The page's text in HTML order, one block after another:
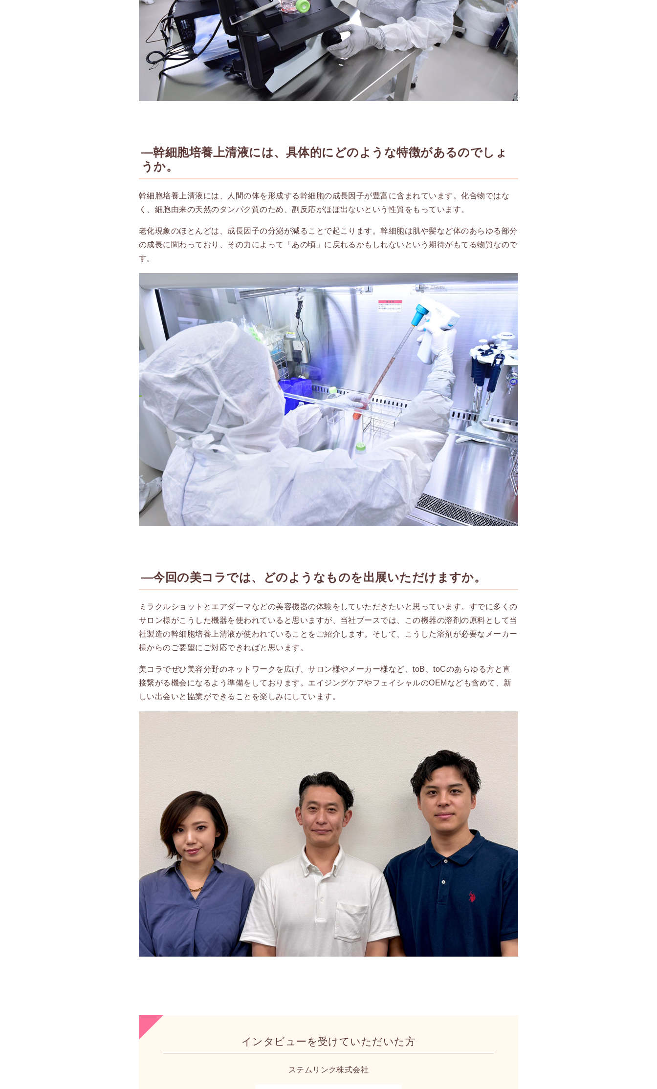
―幹細胞培養上清液には、具体的にどのような特徴があるのでしょ
うか。
幹細胞培養上清液には、人間の体を形成する幹細胞の成長因子が豊富に含まれています。化合物ではな
く、細胞由来の天然のタンパク質のため、副反応がほぼ出ないという性質をもっています。
老化現象のほとんどは、成長因子の分泌が減ることで起こります。幹細胞は肌や髪など体のあらゆる部分
の成長に関わっており、その力によって「あの頃」に戻れるかもしれないという期待がもてる物質なので
す。
―今回の美コラでは、どのようなものを出展いただけますか。
ミラクルショットとエアダーマなどの美容機器の体験をしていただきたいと思っています。すでに多くの
サロン様がこうした機器を使われていると思いますが、当社ブースでは、この機器の溶剤の原料として当
社製造の幹細胞培養上清液が使われていることをご紹介します。そして、こうした溶剤が必要なメーカー
様からのご要望にご対応できればと思います。
美コラでぜひ美容分野のネットワークを広げ、サロン様やメーカー様など、toB、toCのあらゆる方と直
接繋がる機会になるよう準備をしております。エイジングケアやフェイシャルのOEMなども含めて、新
しい出会いと協業ができることを楽しみにしています。
インタビューを受けていただいた方
ステムリンク株式会社